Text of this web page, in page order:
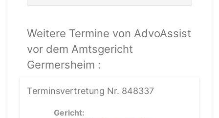
Weitere Termine von AdvoAssist
vor dem Amtsgericht
Germersheim :
Terminsvertretung Nr. 848337
Gericht: